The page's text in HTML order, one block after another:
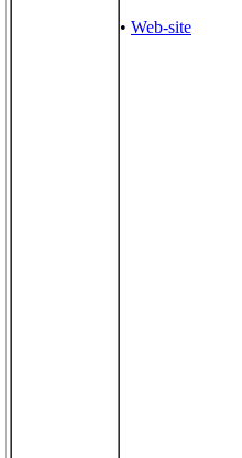
• Web-site